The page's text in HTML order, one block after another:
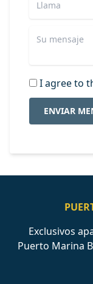
I agree to
ENVIAR
Exclusivos
Puerto Marina